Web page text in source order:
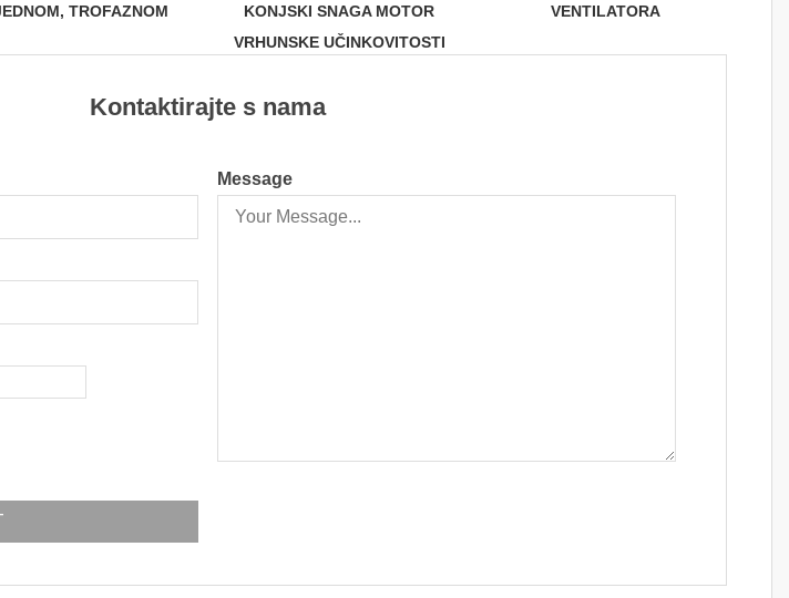
TROFAZNOM
KONJSKI SNAGA MOTOR
VRHUNSKE UČINKOVITOSTI
VENTILATORA
Kontaktirajte s nama
Message